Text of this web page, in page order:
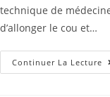
technique de
d’allonger le cou et…
Continuer La Lecture